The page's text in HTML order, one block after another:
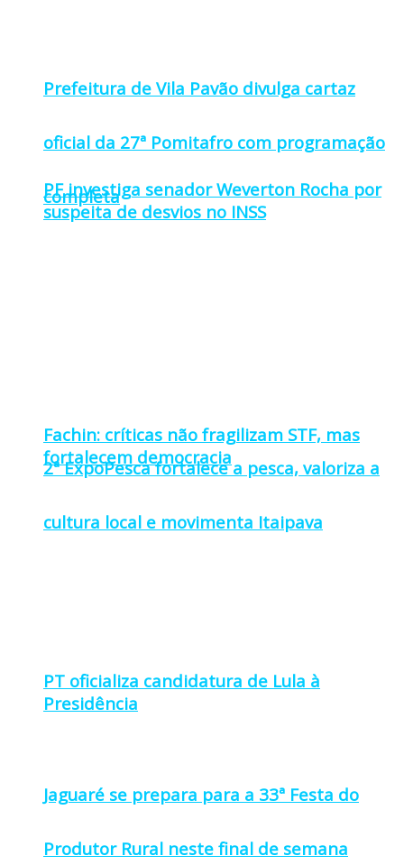
Prefeitura de Vila Pavão divulga cartaz
oficial da 27ª Pomitafro com programação
completa
2ª ExpoPesca fortalece a pesca, valoriza a
cultura local e movimenta Itaipava
Jaguaré se prepara para a 33ª Festa do
Produtor Rural neste final de semana
PF investiga senador Weverton Rocha por
suspeita de desvios no INSS
Fachin: críticas não fragilizam STF, mas
fortalecem democracia
PT oficializa candidatura de Lula à
Presidência